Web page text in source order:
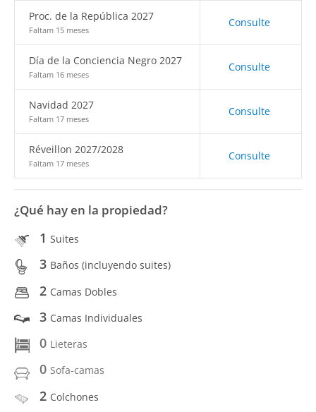
Proc. de la República 2027
Faltam 15 meses
Consulte
Día de la Conciencia Negro 2027
Faltam 16 meses
Consulte
Navidad 2027
Faltam 17 meses
Consulte
Réveillon 2027/2028
Faltam 17 meses
Consulte
¿Qué hay en la propiedad?
1 Suites
3 Baños (incluyendo suites)
2 Camas Dobles
3 Camas Individuales
0 Lieteras
0 Sofa-camas
2 Colchones